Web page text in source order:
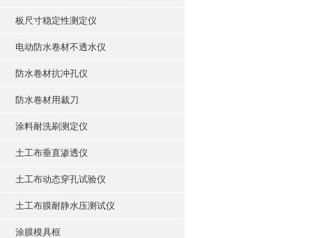
板尺寸稳定性测定仪
电动防水卷材不透水仪
防水卷材抗冲孔仪
防水卷材用裁刀
涂料耐洗刷测定仪
土工布垂直渗透仪
土工布动态穿孔试验仪
土工布膜耐静水压测试仪
涂膜模具框